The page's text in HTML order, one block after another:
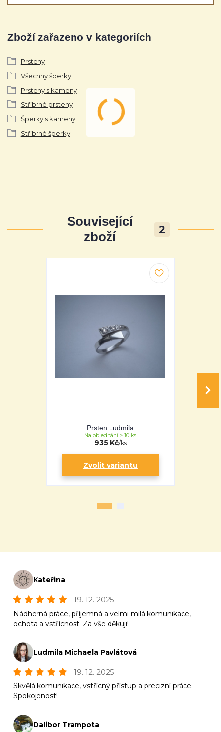
Zboží zařazeno v kategoriích
Prsteny
Všechny šperky
Prsteny s kameny
Stříbrné prsteny
Šperky s kameny
Stříbrné šperky
Související
zboží
2
Prsten Ludmila
935 Kč/ks
Na objednání > 10 ks
Zvolit variantu
Kateřina
19. 12. 2025
Nádherná práce, příjemná a velmi milá komunikace,
ochota a vstřícnost. Za vše děkuji!
Ludmila Michaela Pavlátová
19. 12. 2025
Skvělá komunikace, vstřícný přístup a precizní práce.
Spokojenost!
Dalibor Trampota